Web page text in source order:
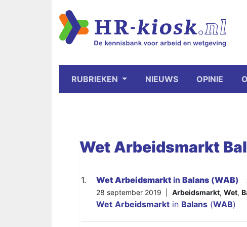
RUBRIEKEN NIEUWS OPINIE
Wet Arbeidsmarkt
1. Wet Arbeidsmarkt in Balans (WAB)
28 september 2019 | Arbeidsmarkt, Wet,
Wet Arbeidsmarkt in Balans (WAB)